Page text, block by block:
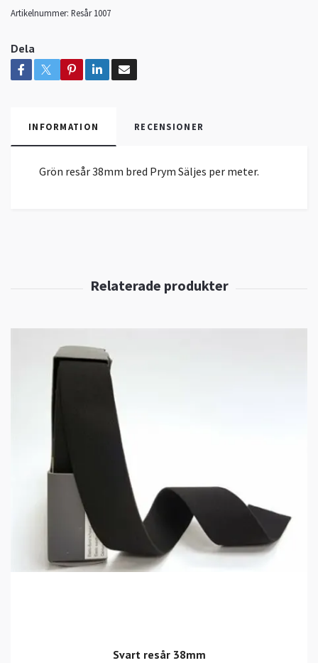
Artikelnummer: Resår 1007
Dela
INFORMATION RECENSIONER
Grön resår 38mm bred Prym Säljes per meter.
Svart resår 38mm